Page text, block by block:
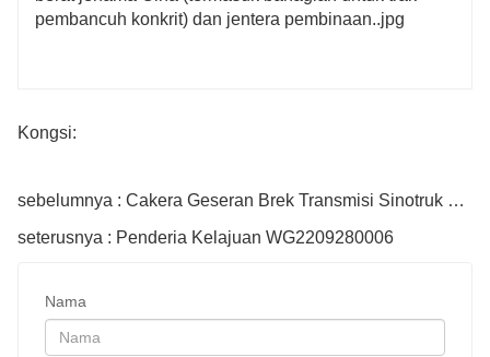
Kongsi:
sebelumnya : Cakera Geseran Brek Transmisi Sinotruk Wg2209060005
seterusnya : Penderia Kelajuan WG2209280006
Nama